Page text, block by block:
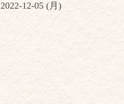
2022-12-05 (月)